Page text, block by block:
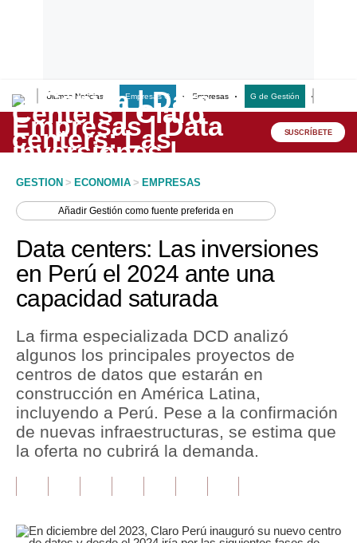
Últimas Noticias Empresas G Empresas G de Gestión
Lo último
Peru Quiosco
Economía
Mercados
Política
Tu Dinero
Finanzas Personales
Inmobiliarias
SUSCRÍBETE
GESTION > ECONOMIA > EMPRESAS
AñadirGestión como fuente preferida en
Data centers: Las inversiones
en Perú el 2024 ante una
capacidad saturada
La firma especializada DCD analizó
algunos los principales proyectos de
centros de datos que estarán en
construcción en América Latina,
incluyendo a Perú. Pese a la confirmación
de nuevas infraestructuras, se estima que
la oferta no cubrirá la demanda.